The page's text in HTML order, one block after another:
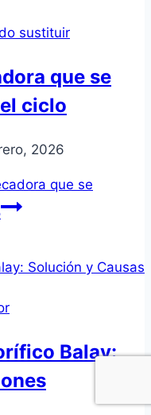
sustituir
que se
ciclo
2026
que se
Balay: